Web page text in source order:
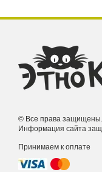
© Все права защищены.
Информация сайта
Принимаем к оплате